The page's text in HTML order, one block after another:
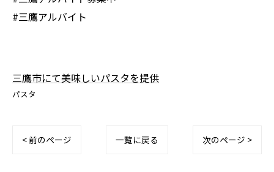
#三鷹アルバイト
三鷹市にて美味しいパスタを提供
パスタ
< 前のページ 一覧に戻る 次のページ >